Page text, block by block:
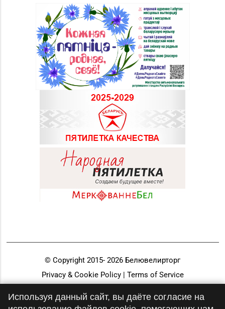
© Copyright 2015- 2026 Белювелирторг
Privacy & Cookie Policy | Terms of Service
Используя данный сайт, вы даёте согласие на